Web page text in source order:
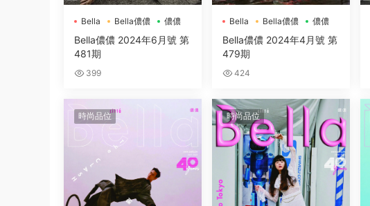
Bella Bella儂儂 儂儂
Bella儂儂 2024年6月號 第
481期
399
Bella Bella儂儂 儂儂
Bella儂儂 2024年4月號 第
479期
424
時尚品位 時尚品位